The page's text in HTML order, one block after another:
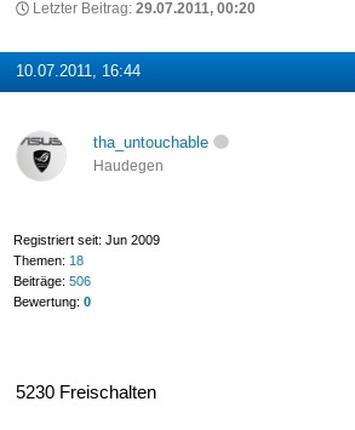
Letzter Beitrag:29.07.2011, 00:20
10.07.2011, 16:44
tha_untouchable
Haudegen
Registriert seit: Jun 2009
Themen: 18
Beiträge: 506
Bewertung: 0
5230 Freischalten